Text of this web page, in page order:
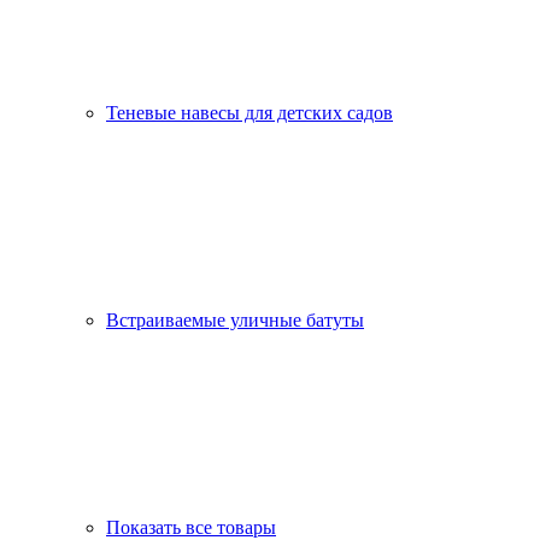
Теневые навесы для детских садов
Встраиваемые уличные батуты
Показать все товары